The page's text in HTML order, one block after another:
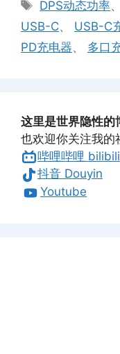
标
签
DPS动态功率、
USB-C、 USB-C
PD充电器、 多口
这里是世界隐性的
也欢迎你关注我的
哔哩哔哩 bilibili
抖音 Douyin
Youtube